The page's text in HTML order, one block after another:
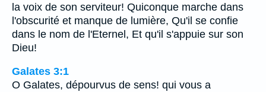
la voix de son serviteur! Quiconque marche dans
l'obscurité et manque de lumière, Qu'il se confie
dans le nom de l'Eternel, Et qu'il s'appuie sur son
Dieu!
Galates 3:1
O Galates, dépourvus de sens! qui vous a